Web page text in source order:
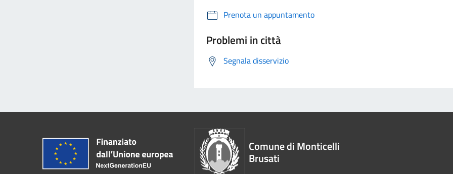
Prenota un appuntamento
Problemi in città
Segnala disservizio
Comune di Monticelli
Brusati